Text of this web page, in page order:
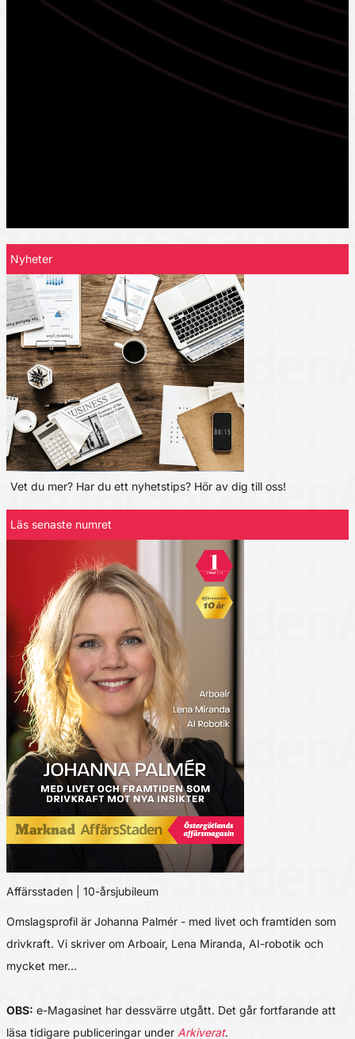
Nyheter
Vet du mer? Har du ett nyhetstips? Hör av dig till oss!
Läs senaste numret
Affärsstaden | 10-årsjubileum
Omslagsprofil är Johanna Palmér - med livet och framtiden som
drivkraft. Vi skriver om Arboair, Lena Miranda, AI-robotik och
mycket mer…
OBS: e-Magasinet har dessvärre utgått. Det går fortfarande att
läsa tidigare publiceringar under Arkiverat.